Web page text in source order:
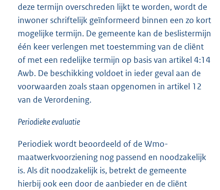
deze termijn overschreden lijkt te worden, wordt de
inwoner schriftelijk geïnformeerd binnen een zo kort
mogelijke termijn. De gemeente kan de beslistermijn
één keer verlengen met toestemming van de cliënt
of met een redelijke termijn op basis van artikel 4:14
Awb. De beschikking voldoet in ieder geval aan de
voorwaarden zoals staan opgenomen in artikel 12
van de Verordening.
Periodieke evaluatie
Periodiek wordt beoordeeld of de Wmo-
maatwerkvoorziening nog passend en noodzakelijk
is. Als dit noodzakelijk is, betrekt de gemeente
hierbij ook een door de aanbieder en de cliënt